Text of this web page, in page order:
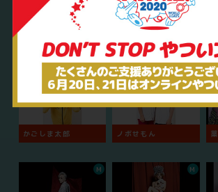
かごしま太郎
O
ノボせもん
O
M M